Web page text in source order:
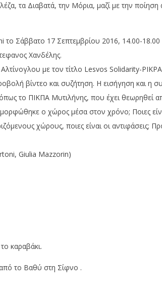
τα Διαβατά, την Μόρια, μαζί με την
Σάββατο 17 Σεπτεμβρίου 2016, 14.00-
Χανδέλης.
με τον τίτλο Lesvos Solidarity-
βίντεο και συζήτηση. Η εισήγηση και η
το ΠΙΚΠΑ Μυτιλήνης, που έχει θεωρηθεί
ο χώρος μέσα στον χρόνο; Ποιες
χώρους, ποιες είναι οι αντιφάσεις;
Giulia Mazzorin)
καραβάκι.
από το Βαθύ στη Σίφνο .